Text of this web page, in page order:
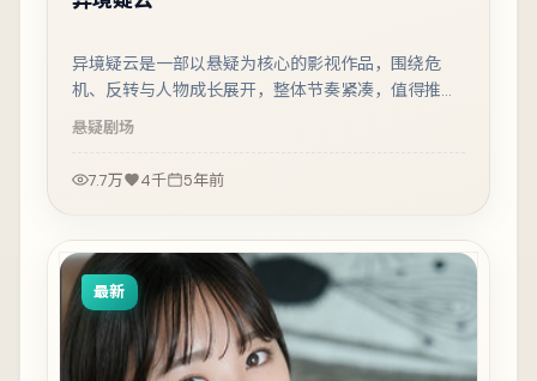
异境疑云是一部以悬疑为核心的影视作品，围绕危
机、反转与人物成长展开，整体节奏紧凑，值得推荐
观看。
悬疑剧场
7.7万 4千 5年前
最新